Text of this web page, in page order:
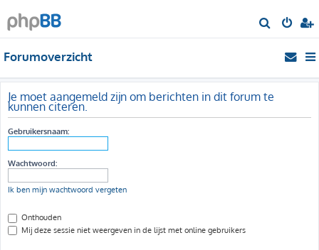
o
Forumoverzicht
Je moet aangemeld zijn om berichten in dit forum te
kunnen citeren.
Gebruikersnaam:
Wachtwoord:
Ik ben mijn wachtwoord vergeten
Onthouden
Mij deze sessie niet weergeven in de lijst met online gebruikers